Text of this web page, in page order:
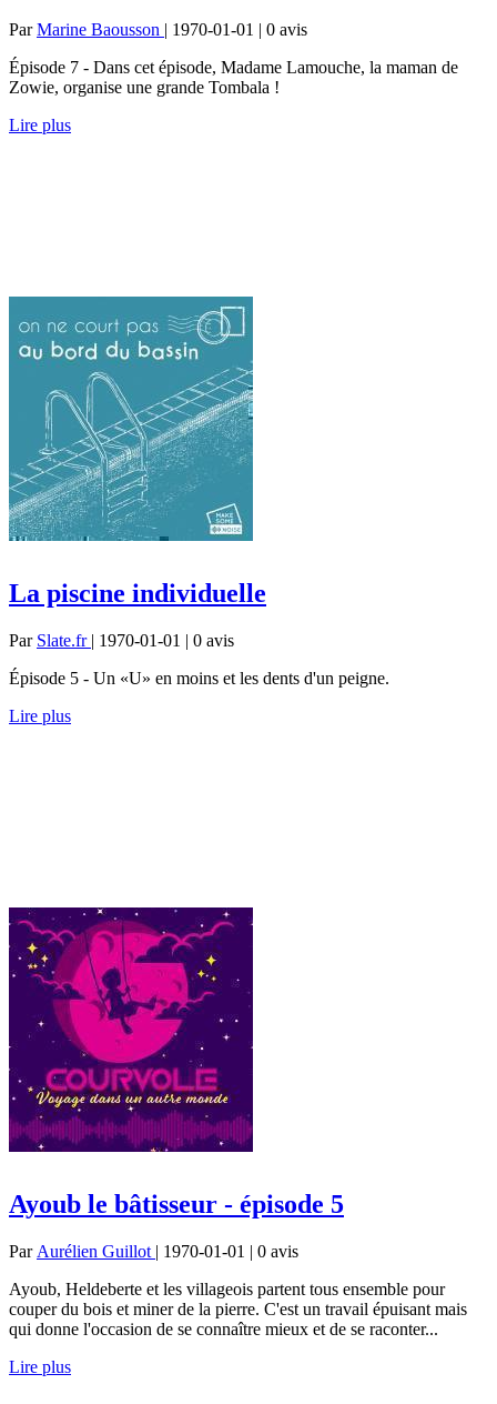
ParMarine Baousson | 1970-01-01 | 0 avis
Épisode 7 - Dans cet épisode, Madame Lamouche, la maman de
Zowie, organise une grande Tombala !
Lire plus
La piscine individuelle
Par Slate.fr | 1970-01-01 | 0 avis
Épisode 5 - Un «U» en moins et les dents d'un peigne.
Lire plus
Ayoub le bâtisseur - épisode 5
Par Aurélien Guillot | 1970-01-01 | 0 avis
Ayoub, Heldeberte et les villageois partent tous ensemble pour
couper du bois et miner de la pierre. C'est un travail épuisant mais
qui donne l'occasion de se connaître mieux et de se raconter...
Lire plus